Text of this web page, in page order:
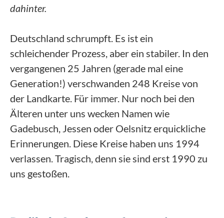
dahinter.
Deutschland schrumpft. Es ist ein
schleichender Prozess, aber ein stabiler. In den
vergangenen 25 Jahren (gerade mal eine
Generation!) verschwanden 248 Kreise von
der Landkarte. Für immer. Nur noch bei den
Älteren unter uns wecken Namen wie
Gadebusch, Jessen oder Oelsnitz erquickliche
Erinnerungen. Diese Kreise haben uns 1994
verlassen. Tragisch, denn sie sind erst 1990 zu
uns gestoßen.